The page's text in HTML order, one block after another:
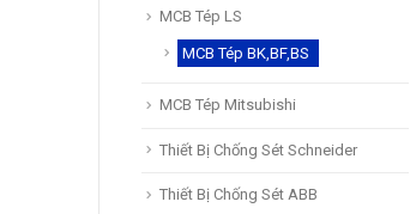
MCB Tép LS
MCB Tép BK,BF,BS
MCB Tép Mitsubishi
Thiết Bị Chống Sét Schneider
Thiết Bị Chống Sét ABB